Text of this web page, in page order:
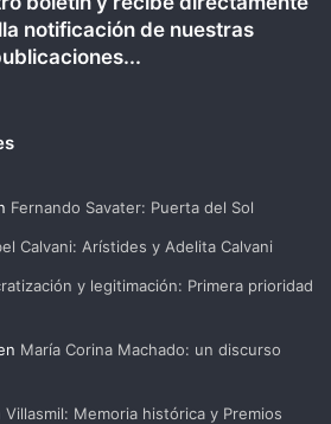
notificación de nuestras
Fernando Savater: Puerta del Sol
Calvani: Arístides y Adelita Calvani
y legitimación: Primera prioridad
María Corina Machado: un discurso
Villasmil: Memoria histórica y Premios